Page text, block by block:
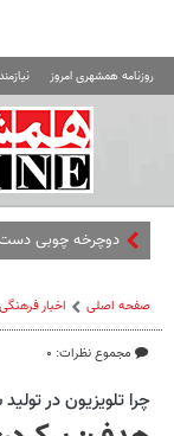
روزنامه همشهری امروز
دوچرخه چوبی دست‌ساز؛ ۱۱۴ سال
صفحه اصلی اخبار فرهنگی
مجموع نظرات: ۰
چرا تلويزيون در